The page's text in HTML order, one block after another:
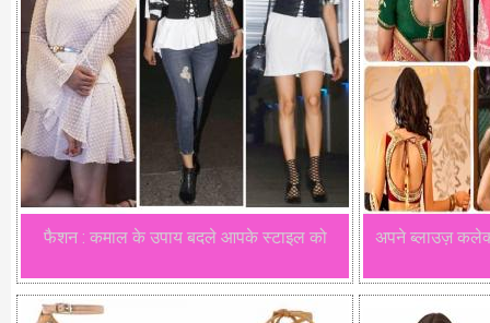
फैशन : कमाल के उपाय बदले आपके स्टाइल को अपने ब्लाउज़